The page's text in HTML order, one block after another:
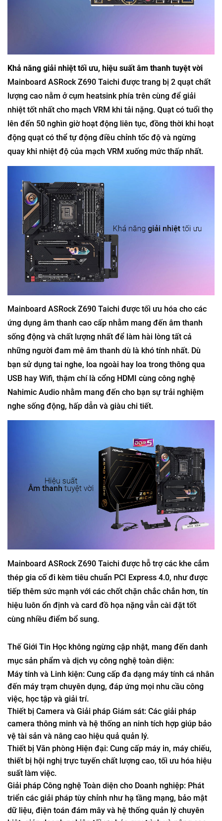
Khả năng giải nhiệt tối ưu, hiệu suất âm thanh tuyệt vời
Mainboard ASRock Z690 Taichi được trang bị 2 quạt chất
lượng cao nằm ở cụm heatsink phía trên cùng để giải
nhiệt tốt nhất cho mạch VRM khi tải nặng. Quạt có tuổi thọ
lên đến 50 nghìn giờ hoạt động liên tục, đồng thời khi hoạt
động quạt có thể tự động điều chỉnh tốc độ và ngừng
quay khi nhiệt độ của mạch VRM xuống mức thấp nhất.
Mainboard ASRock Z690 Taichi được tối ưu hóa cho các
ứng dụng âm thanh cao cấp nhằm mang đến âm thanh
sống động và chất lượng nhất để làm hài lòng tất cả
những người đam mê âm thanh dù là khó tính nhất. Dù
bạn sử dụng tai nghe, loa ngoài hay loa trong thông qua
USB hay Wifi, thậm chí là cổng HDMI cùng công nghệ
Nahimic Audio nhằm mang đến cho bạn sự trải nghiệm
nghe sống động, hấp dẫn và giàu chi tiết.
Mainboard ASRock Z690 Taichi được hỗ trợ các khe cắm
thép gia cố đi kèm tiêu chuẩn PCI Express 4.0, như được
tiếp thêm sức mạnh với các chốt chặn chắc chắn hơn, tín
hiệu luôn ổn định và card đồ họa nặng vẫn cài đặt tốt
cùng nhiều điểm bổ sung.
Thế Giới Tin Học không ngừng cập nhật, mang đến danh
mục sản phẩm và dịch vụ công nghệ toàn diện:
Máy tính và Linh kiện: Cung cấp đa dạng máy tính cá nhân
đến máy trạm chuyên dụng, đáp ứng mọi nhu cầu công
việc, học tập và giải trí.
Thiết bị Camera và Giải pháp Giám sát: Các giải pháp
camera thông minh và hệ thống an ninh tích hợp giúp bảo
vệ tài sản và nâng cao hiệu quả quản lý.
Thiết bị Văn phòng Hiện đại: Cung cấp máy in, máy chiếu,
thiết bị hội nghị trực tuyến chất lượng cao, tối ưu hóa hiệu
suất làm việc.
Giải pháp Công nghệ Toàn diện cho Doanh nghiệp: Phát
triển các giải pháp tùy chỉnh như hạ tầng mạng, bảo mật
dữ liệu, điện toán đám mây và hệ thống quản lý chuyên